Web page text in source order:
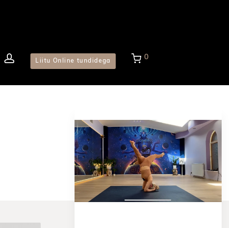
0
Liitu Online tundidega